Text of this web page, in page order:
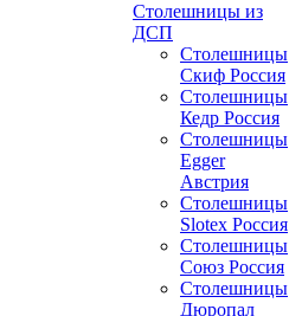
Столешницы из
ДСП
Столешницы
Скиф Россия
Столешницы
Кедр Россия
Столешницы
Egger
Австрия
Столешницы
Slotex Россия
Столешницы
Союз Россия
Столешницы
Дюропал